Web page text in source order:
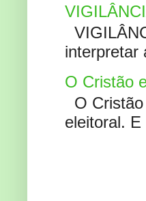
interpretar
O Cristão
O
eleitoral.